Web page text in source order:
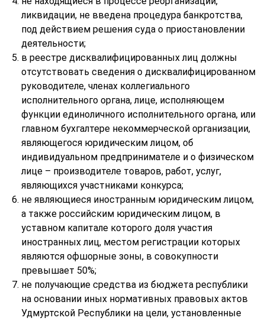
ликвидации, не введена процедура банкротства,
под действием решения суда о приостановлении
деятельности;
в реестре дисквалифицированных лиц должны
отсутствовать сведения о дисквалифицированном
руководителе, членах коллегиального
исполнительного органа, лице, исполняющем
функции единоличного исполнительного органа, или
главном бухгалтере некоммерческой организации,
являющегося юридическим лицом, об
индивидуальном предпринимателе и о физическом
лице – производителе товаров, работ, услуг,
являющихся участниками конкурса;
не являющиеся иностранным юридическим лицом,
а также российским юридическим лицом, в
уставном капитале которого доля участия
иностранных лиц, местом регистрации которых
являются офшорные зоны, в совокупности
превышает 50%;
не получающие средства из бюджета республики
на основании иных нормативных правовых актов
Удмуртской Республики на цели, установленные